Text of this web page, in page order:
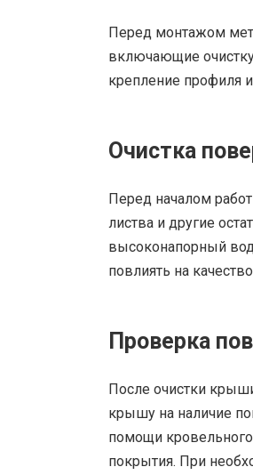
Перед монтажом
включающие
крепление профиля
Очистка
Перед началом
листва и другие
высоконапорный
повлиять на
Проверка
После очистки
крышу на наличие
помощи
покрытия. При